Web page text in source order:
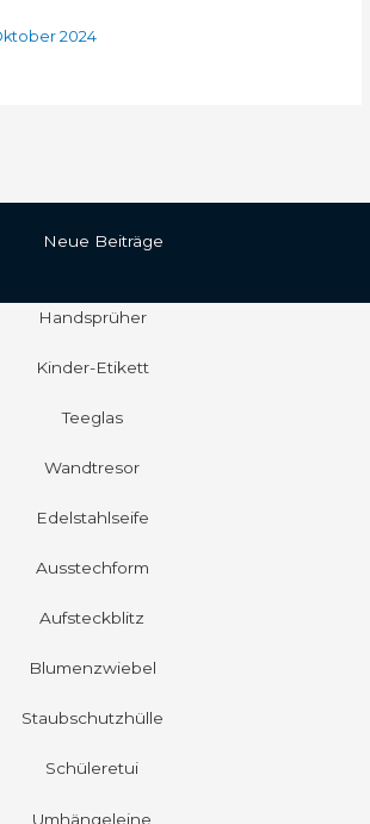
2024
Neue Beiträge
Handsprüher
Kinder-Etikett
Teeglas
Wandtresor
Edelstahlseife
Ausstechform
Aufsteckblitz
Blumenzwiebel
Staubschutzhülle
Schüleretui
Umhängeleine